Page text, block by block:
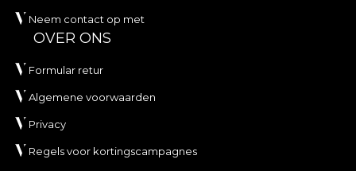
Neem contact op met
OVER ONS
Formular retur
Algemene voorwaarden
Privacy
Regels voor kortingscampagnes